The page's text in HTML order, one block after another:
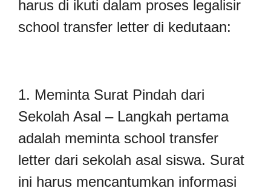
harus di ikuti dalam proses legalisir
school transfer letter di kedutaan:
1. Meminta Surat Pindah dari
Sekolah Asal – Langkah pertama
adalah meminta school transfer
letter dari sekolah asal siswa. Surat
ini harus mencantumkan informasi